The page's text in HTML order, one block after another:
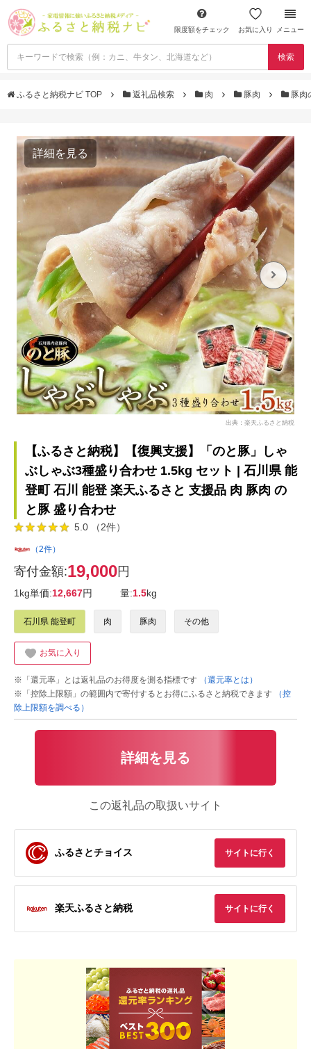
限度額をチェック お気に入り メニュー
検索
ふるさと納税ナビ TOP 返礼品検索 肉 豚肉 豚肉
詳細を見る
出典：楽天ふるさと納税
【ふるさと納税】【復興支援】「のと豚」しゃ
ぶしゃぶ3種盛り合わせ 1.5kg セット | 石川県 能
登町 石川 能登 楽天ふるさと 支援品 肉 豚肉 の
と豚 盛り合わせ
5.0 （2件）
（2件）
寄付金額:19,000円
1kg単価:12,667円 量:1.5kg
石川県 能登町 肉 豚肉 その他
お気に入り
※「還元率」とは返礼品のお得度を測る指標です
（還元率とは）
※「控除上限額」の範囲内で寄付するとお得にふるさと納税できます
（控
除上限額を調べる）
詳細を見る
この返礼品の取扱いサイト
ふるさとチョイス サイトに行く
楽天ふるさと納税 サイトに行く